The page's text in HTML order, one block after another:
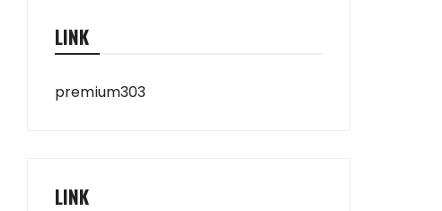
LINK
premium303
LINK